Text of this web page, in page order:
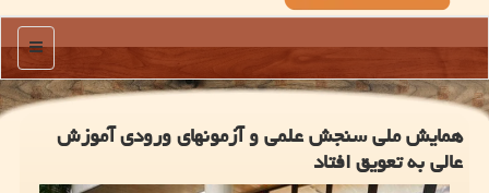
منو
همایش ملی سنجش علمی و آزمونهای ورودی آموزش
عالی به تعویق افتاد